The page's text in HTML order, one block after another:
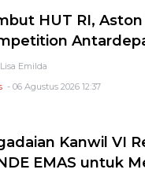
HUT RI,
Lisa Emilda
- 06 Agustus 2026 12:37
Kanwil VI
EMAS untuk